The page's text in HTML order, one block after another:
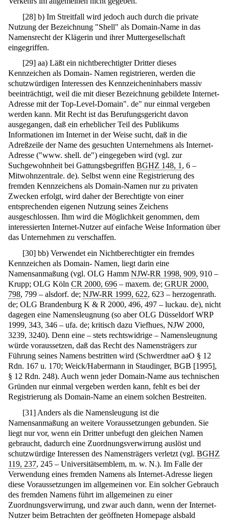
[28] b) Im Streitfall wird jedoch auch durch die private
Nutzung der Bezeichnung "Shell" als Domain-Name in das
Namensrecht der Klägerin und ihrer Muttergesellschaft
eingegriffen.
[29] aa) Läßt ein nichtberechtigter Dritter dieses
Kennzeichen als Domain- Namen registrieren, werden die
schutzwürdigen Interessen des Kennzeicheninhabers massiv
beeinträchtigt, weil die mit dieser Bezeichnung gebildete Internet-
Adresse mit der Top-Level-Domain". de" nur einmal vergeben
werden kann. Mit Recht ist das Berufungsgericht davon
ausgegangen, daß ein erheblicher Teil des Publikums
Informationen im Internet in der Weise sucht, daß in die
Adreßzeile der Name des gesuchten Unternehmens als Internet-
Adresse ("www. shell. de") eingegeben wird (vgl. zur
Suchgewohnheit bei Gattungsbegriffen BGHZ 148, 1, 6 –
Mitwohnzentrale. de). Selbst wenn eine Registrierung des
fremden Kennzeichens als Domain-Namen nur zu privaten
Zwecken erfolgt, wird daher der Berechtigte von einer
entsprechenden eigenen Nutzung seines Zeichens
ausgeschlossen. Ihm wird die Möglichkeit genommen, dem
interessierten Internet-Nutzer auf einfache Weise Information über
das Unternehmen zu verschaffen.
[30] bb) Verwendet ein Nichtberechtigter ein fremdes
Kennzeichen als Domain- Namen, liegt darin eine
Namensanmaßung (vgl. OLG Hamm NJW-RR 1998, 909, 910 –
Krupp; OLG Köln CR 2000, 696 – maxem. de; GRUR 2000,
798, 799 – alsdorf. de; NJW-RR 1999, 622, 623 – herzogenrath.
de; OLG Brandenburg K & R 2000, 496, 497 – luckau. de), nicht
dagegen eine Namensleugnung (so aber OLG Düsseldorf WRP
1999, 343, 346 – ufa. de; kritisch dazu Viefhues, NJW 2000,
3239, 3240). Denn eine – stets rechtswidrige – Namensleugnung
würde voraussetzen, daß das Recht des Namensträgers zur
Führung seines Namens bestritten wird (Schwerdtner aaO § 12
Rdn. 167 u. 170; Weick/Habermann in Staudinger, BGB [1995],
§ 12 Rdn. 248). Auch wenn jeder Domain-Name aus technischen
Gründen nur einmal vergeben werden kann, fehlt es bei der
Registrierung als Domain-Name an einem solchen Bestreiten.
[31] Anders als die Namensleugung ist die
Namensanmaßung an weitere Voraussetzungen gebunden. Sie
liegt nur vor, wenn ein Dritter unbefugt den gleichen Namen
gebraucht, dadurch eine Zuordnungsverwirrung auslöst und
schutzwürdige Interessen des Namensträgers verletzt (vgl. BGHZ
119, 237, 245 – Universitätsemblem, m. w. N.). Im Falle der
Verwendung eines fremden Namens als Internet-Adresse liegen
diese Voraussetzungen im allgemeinen vor. Ein solcher Gebrauch
des fremden Namens führt im allgemeinen zu einer
Zuordnungsverwirrung, und zwar auch dann, wenn der Internet-
Nutzer beim Betrachten der geöffneten Homepage alsbald